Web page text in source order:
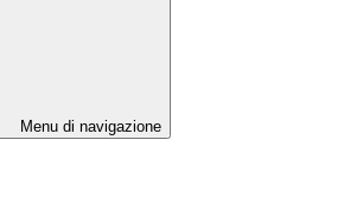
Menu di navigazione